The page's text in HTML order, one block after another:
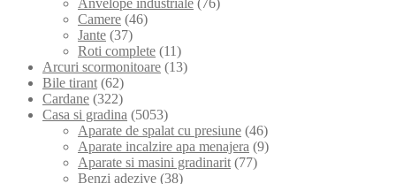
Camere (46)
Jante (37)
Roti complete (11)
Arcuri scormonitoare (13)
Bile tirant (62)
Cardane (322)
Casa si gradina (5053)
Aparate de spalat cu presiune (46)
Aparate incalzire apa menajera (9)
Aparate si masini gradinarit (77)
Benzi adezive (38)